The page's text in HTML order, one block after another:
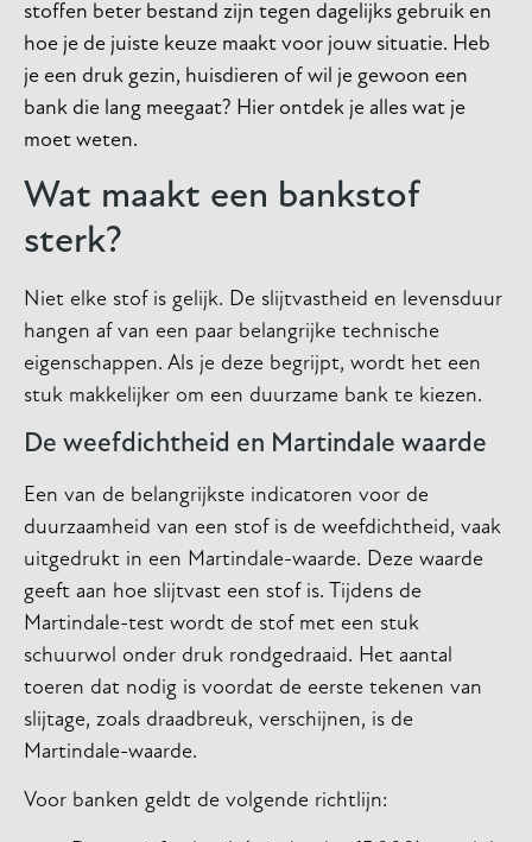
stoffen beter bestand zijn tegen dagelijks gebruik en
hoe je de juiste keuze maakt voor jouw situatie. Heb
je een druk gezin, huisdieren of wil je gewoon een
bank die lang meegaat? Hier ontdek je alles wat je
moet weten.
Wat maakt een bankstof
sterk?
Niet elke stof is gelijk. De slijtvastheid en levensduur
hangen af van een paar belangrijke technische
eigenschappen. Als je deze begrijpt, wordt het een
stuk makkelijker om een duurzame bank te kiezen.
De weefdichtheid en Martindale waarde
Een van de belangrijkste indicatoren voor de
duurzaamheid van een stof is de weefdichtheid, vaak
uitgedrukt in een Martindale-waarde. Deze waarde
geeft aan hoe slijtvast een stof is. Tijdens de
Martindale-test wordt de stof met een stuk
schuurwol onder druk rondgedraaid. Het aantal
toeren dat nodig is voordat de eerste tekenen van
slijtage, zoals draadbreuk, verschijnen, is de
Martindale-waarde.
Voor banken geldt de volgende richtlijn: